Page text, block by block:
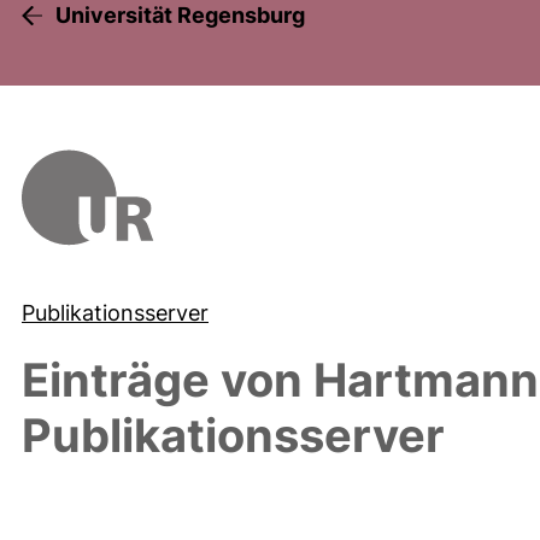
Universität Regensburg
Publikationsserver
Einträge von
Publikationsserver